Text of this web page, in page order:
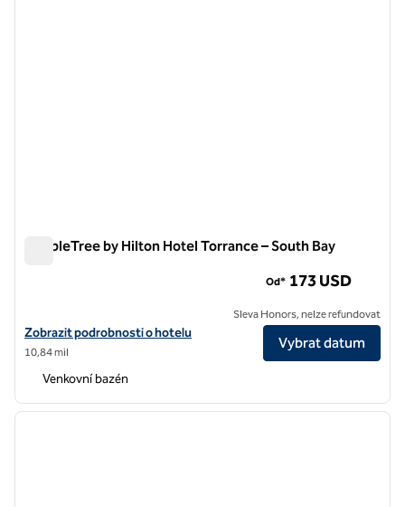
DoubleTree by Hilton Hotel Torrance – South Bay
Zobrazit detaily hotelu DoubleTree by Hilton Hotel Torrance – South
Zobrazit podrobnosti o hotelu
10,84 mil
Od* 173 USD
Sleva Honors, nelze refundovat
Vybrat datum
Venkovní bazén
1 z 12
další